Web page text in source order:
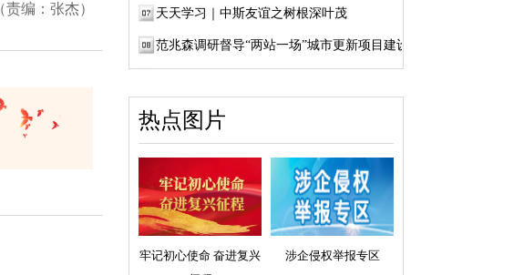
（责编：张杰） 天天学习｜中斯友谊之树根深叶茂
范兆森调研督导“两站一场”城市更新项目建设
热点图片
牢记初心使命 奋进复兴
涉企侵权举报专区